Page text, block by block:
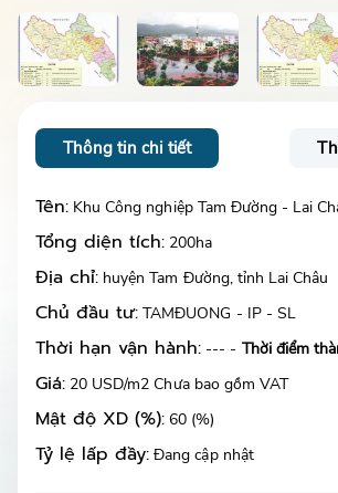
Thông tin chi tiết
Tên: Khu Công nghiệp Tam Đường - Lai
Tổng diện tích: 200ha
Địa chỉ: huyện Tam Đường, tỉnh Lai Châu
Chủ đầu tư: TAMĐUONG - IP - SL
Thời hạn vận hành: --- - Thời điểm
Giá: 20 USD/m2 Chưa bao gồm VAT
Mật độ XD (%): 60 (%)
Tỷ lệ lấp đầy: Đang cập nhật